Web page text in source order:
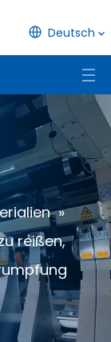
Deutsch
»
reißen,